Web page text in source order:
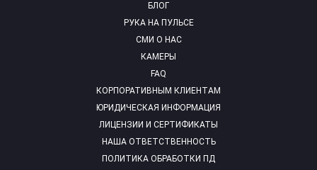
БЛОГ
РУКА НА ПУЛЬСЕ
СМИ О НАС
КАМЕРЫ
FAQ
КОРПОРАТИВНЫМ КЛИЕНТАМ
ЮРИДИЧЕСКАЯ ИНФОРМАЦИЯ
ЛИЦЕНЗИИ И СЕРТИФИКАТЫ
НАША ОТВЕТСТВЕННОСТЬ
ПОЛИТИКА ОБРАБОТКИ ПД